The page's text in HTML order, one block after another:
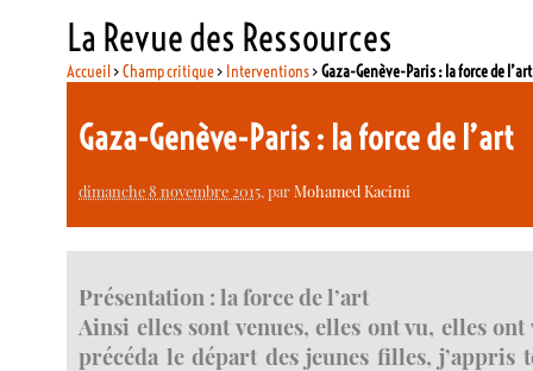
La Revue des Ressources
Accueil>Champ critique> Interventions>Gaza-Genève-Paris : la force de l’art
Gaza-Genève-Paris : la force de l’art
dimanche 8 novembre 2015, parMohamed Kacimi
Présentation : la force de l’art
Ainsi elles sont venues, elles ont vu, elles
précéda le départ des jeunes filles, j’appris